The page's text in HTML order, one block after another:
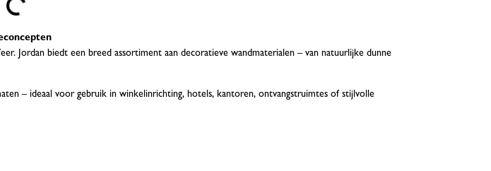
Jordan biedt een breed assortiment aan decoratieve wandmaterialen – van natuurlijke dunne
– ideaal voor gebruik in winkelinrichting, hotels, kantoren, ontvangstruimtes of stijlvolle